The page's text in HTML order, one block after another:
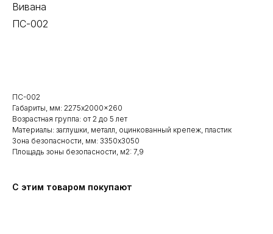
Вивана
ПС-002
ПС-002
Габариты, мм: 2275x2000x260
Возрастная группа: от 2 до 5 лет
Материалы: заглушки, металл, оцинкованный крепеж, пластик
Зона безопасности, мм: 3350x3050
Площадь зоны безопасности, м2: 7,9
С этим товаром покупают